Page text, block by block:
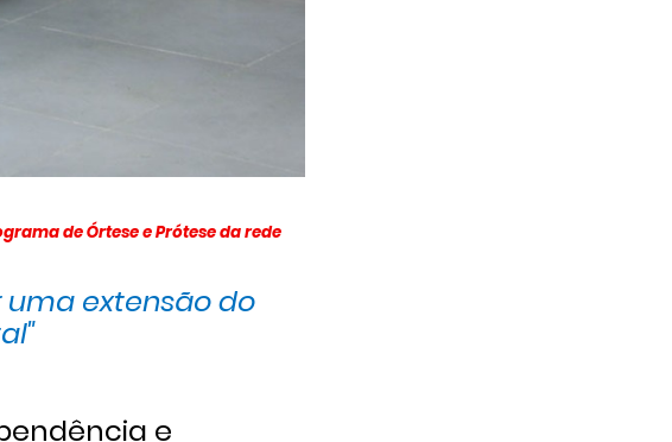
de Órtese e Prótese da rede
uma extensão do
e